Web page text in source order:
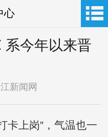
心
今年以来晋
新闻网
上岗”，气温也一